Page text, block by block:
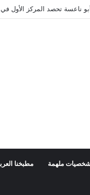
ناعسة تحصد المركز الأول
ملهمة مطبخنا